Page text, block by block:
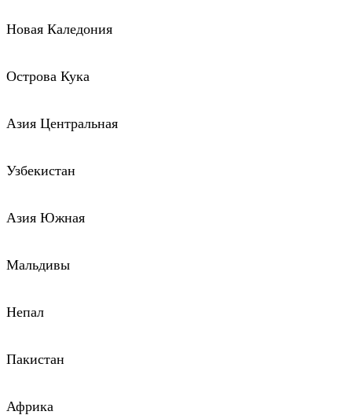
Новая Каледония
Острова Кука
Азия Центральная
Узбекистан
Азия Южная
Мальдивы
Непал
Пакистан
Африка